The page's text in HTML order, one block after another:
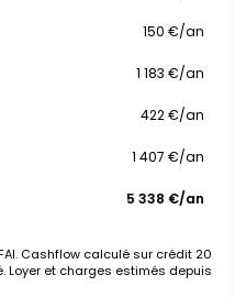
150 €/an
1 183 €/an
422 €/an
1 407 €/an
5 338 €/an
Cashflow calculé sur crédit 20
Loyer et charges estimés depuis